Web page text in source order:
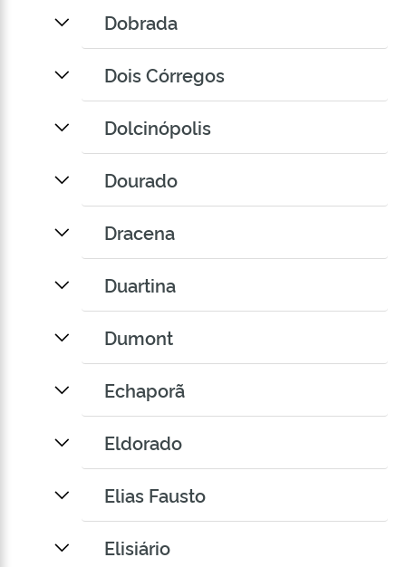
Dobrada
Dois Córregos
Dolcinópolis
Dourado
Dracena
Duartina
Dumont
Echaporã
Eldorado
Elias Fausto
Elisiário